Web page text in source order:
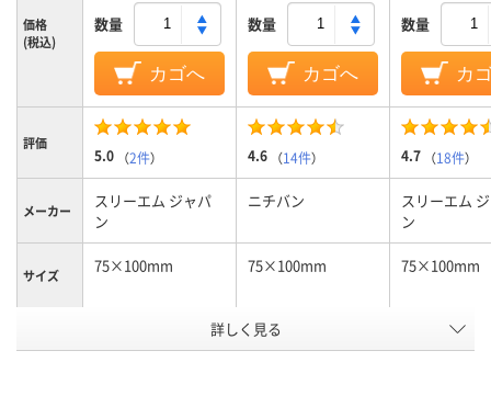
価格
(税込)
数量
カゴへ
数量
カゴへ
数量
カ
評価
5.0 （2件） 4.6 （14件） 4.7 （18件）
メーカー
スリーエム ジャパ
ン
ニチバン
スリーエム
ン
サイズ 75×100mm 75×100mm 75×100mm
通常粘着
詳しく見る